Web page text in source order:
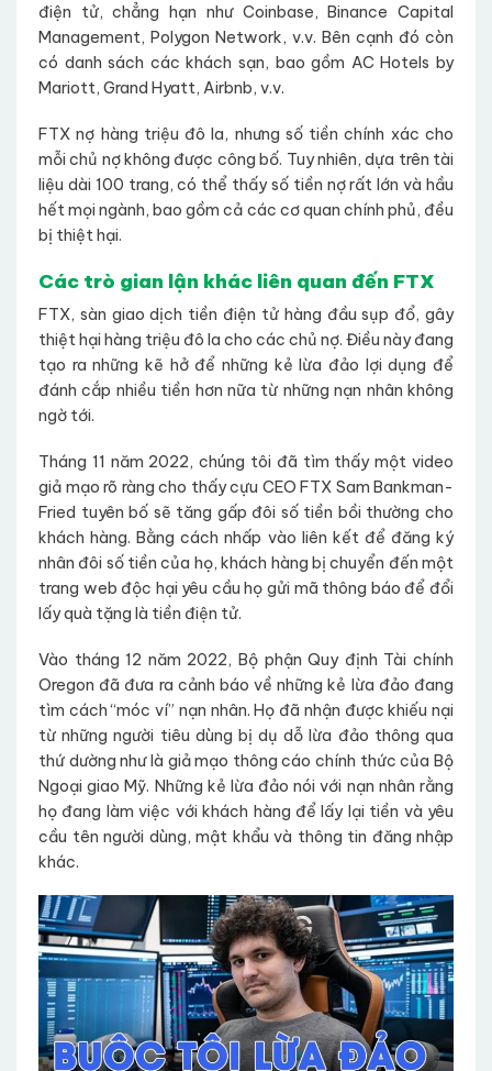
điện tử, chẳng hạn như Coinbase, Binance Capital
Management, Polygon Network, v.v. Bên cạnh đó còn
có danh sách các khách sạn, bao gồm AC Hotels by
Mariott, Grand Hyatt, Airbnb, v.v.
FTX nợ hàng triệu đô la, nhưng số tiền chính xác cho
mỗi chủ nợ không được công bố. Tuy nhiên, dựa trên tài
liệu dài 100 trang, có thể thấy số tiền nợ rất lớn và hầu
hết mọi ngành, bao gồm cả các cơ quan chính phủ, đều
bị thiệt hại.
Các trò gian lận khác liên quan đến FTX
FTX, sàn giao dịch tiền điện tử hàng đầu sụp đổ, gây
thiệt hại hàng triệu đô la cho các chủ nợ. Điều này đang
tạo ra những kẽ hở để những kẻ lừa đảo lợi dụng để
đánh cắp nhiều tiền hơn nữa từ những nạn nhân không
ngờ tới.
Tháng 11 năm 2022, chúng tôi đã tìm thấy một video
giả mạo rõ ràng cho thấy cựu CEO FTX Sam Bankman-
Fried tuyên bố sẽ tăng gấp đôi số tiền bồi thường cho
khách hàng. Bằng cách nhấp vào liên kết để đăng ký
nhân đôi số tiền của họ, khách hàng bị chuyển đến một
trang web độc hại yêu cầu họ gửi mã thông báo để đổi
lấy quà tặng là tiền điện tử.
Vào tháng 12 năm 2022, Bộ phận Quy định Tài chính
Oregon đã đưa ra cảnh báo về những kẻ lừa đảo đang
tìm cách “móc ví” nạn nhân. Họ đã nhận được khiếu nại
từ những người tiêu dùng bị dụ dỗ lừa đảo thông qua
thứ dường như là giả mạo thông cáo chính thức của Bộ
Ngoại giao Mỹ. Những kẻ lừa đảo nói với nạn nhân rằng
họ đang làm việc với khách hàng để lấy lại tiền và yêu
cầu tên người dùng, mật khẩu và thông tin đăng nhập
khác.